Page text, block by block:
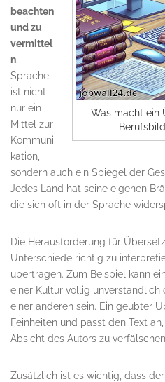
Was macht ein
beachten
und zu
vermittel
n.
Sprache
ist nicht
nur ein
Mittel zur
Kommuni
kation,
sondern auch ein Spiegel der
Jedes Land hat seine eigenen
die sich oft in der Sprache
Die Herausforderung für
Unterschiede richtig zu
übertragen. Zum Beispiel kann
einer Kultur völlig
einer anderen sein. Ein geübter
Feinheiten und passt den Text
Absicht des Autors zu
Zusätzlich ist es wichtig, dass